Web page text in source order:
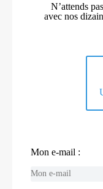
N’attends
avec nos
Mon e-mail :